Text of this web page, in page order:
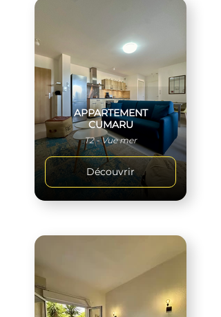
APPARTEMENT
CUMARU
T2 - Vue mer
Découvrir